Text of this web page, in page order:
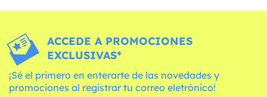
ACCEDE A PROMOCIONES
EXCLUSIVAS*
¡Sé el primero en enterarte de las novedades y
promociones al registrar tu correo eletrónico!